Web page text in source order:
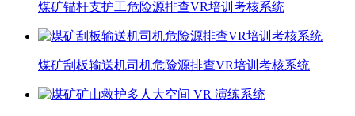
煤矿锚杆支护工危险源排查VR培训考核系统
煤矿刮板输送机司机危险源排查VR培训考核系统